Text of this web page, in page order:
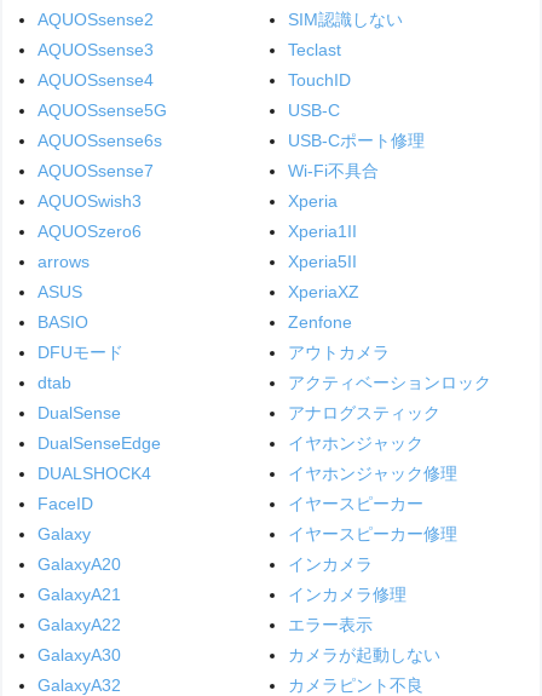
AQUOSsense2
AQUOSsense3
AQUOSsense4
AQUOSsense5G
AQUOSsense6s
AQUOSsense7
AQUOSwish3
AQUOSzero6
arrows
ASUS
BASIO
DFUモード
dtab
DualSense
DualSenseEdge
DUALSHOCK4
FaceID
Galaxy
GalaxyA20
GalaxyA21
GalaxyA22
GalaxyA30
GalaxyA32
SIM認識しない
Teclast
TouchID
USB-C
USB-Cポート修理
Wi-Fi不具合
Xperia
Xperia1II
Xperia5II
XperiaXZ
Zenfone
アウトカメラ
アクティベーションロック
アナログスティック
イヤホンジャック
イヤホンジャック修理
イヤースピーカー
イヤースピーカー修理
インカメラ
インカメラ修理
エラー表示
カメラが起動しない
カメラピント不良